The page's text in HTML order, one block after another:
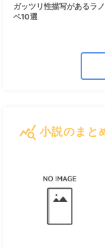
ガッツリ性描写があるラノ
ベ10選
query_stats 小説のまと